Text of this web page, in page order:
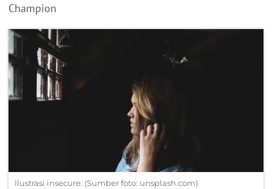
Champion
Ilustrasi insecure. (Sumber foto: unsplash.com)